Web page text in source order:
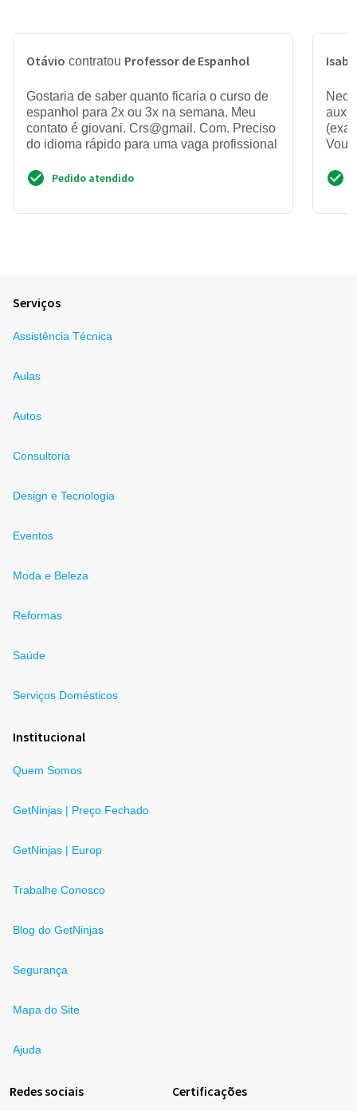
Otávio contratou Professor de Espanhol
Gostaria de saber quanto ficaria o curso de
espanhol para 2x ou 3x na semana. Meu
contato é giovani. Crs@gmail. Com. Preciso
do idioma rápido para uma vaga profissional
Pedido atendido
Vou
Serviços
Assistência Técnica
Aulas
Autos
Consultoria
Design e Tecnologia
Eventos
Moda e Beleza
Reformas
Saúde
Serviços Domésticos
Institucional
Quem Somos
GetNinjas | Preço Fechado
GetNinjas | Europ
Trabalhe Conosco
Blog do GetNinjas
Segurança
Mapa do Site
Ajuda
Redes sociais Certificações